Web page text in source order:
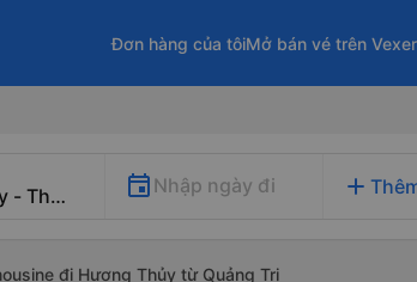
Đơn hàng của tôiMở bán vé trên
Nhập ngày đi add
đi Hương Thủy từ Quảng Trị